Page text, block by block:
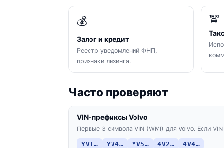
💰
Залог и кредит
Реестр уведомлений ФНП,
признаки лизинга.
🚖
Часто проверяют
VIN-префиксы Volvo
Первые 3 символа VIN (WMI) для Volvo. Если
YV1… YV4… YV5… 4V2… 4V4…